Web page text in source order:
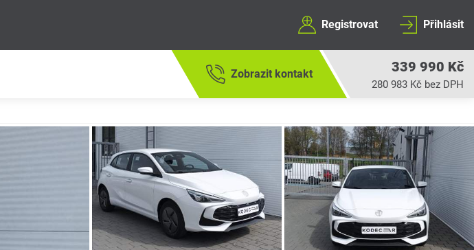
Registrovat Přihlásit
339 990 Kč
280 983 Kč bez DPH
Zobrazit kontakt